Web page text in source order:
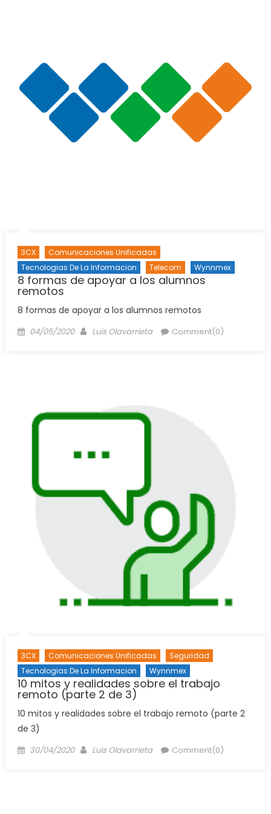
3CX
Comunicaciones Unificadas
Tecnologias De La Informacion
Telecom Wynnmex
8 formas de apoyar a los alumnos
remotos
8 formas de apoyar a los alumnos remotos
Posted
04/05/2020 Author
Luis Olavarrieta Comment(0)
3CX Comunicaciones Unificadas
Seguridad
Tecnologias De La Informacion
Wynnmex
10 mitos y realidades sobre el trabajo
remoto (parte 2 de 3)
10 mitos y realidades sobre el trabajo remoto (parte 2
de 3)
Posted
30/04/2020 Author
Luis Olavarrieta Comment(0)